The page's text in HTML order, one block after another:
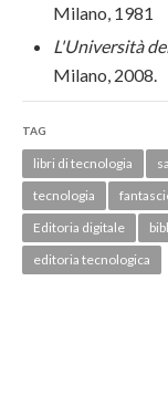
Milano, 1981
L'Università
Milano, 2008.
TAG
libri di tecnologia
tecnologia
Editoria digitale
editoria tecnologica